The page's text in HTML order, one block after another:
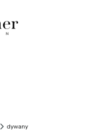
szczegóły
dywany